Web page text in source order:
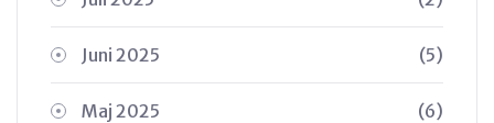
Juni 2025 (5)
Maj 2025 (6)